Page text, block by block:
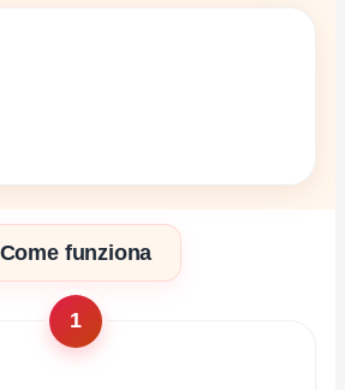
Come funziona
1